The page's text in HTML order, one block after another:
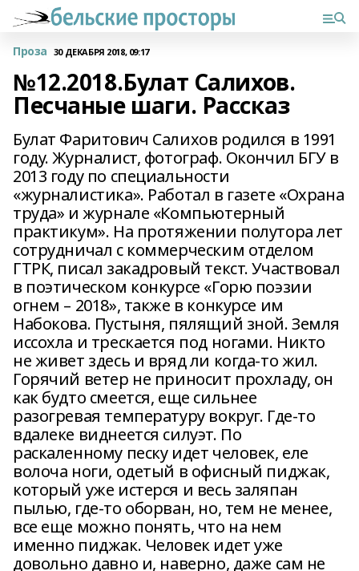
Проза 30 ДЕКАБРЯ 2018, 09:17
№12.2018.Булат Салихов.
Песчаные шаги. Рассказ
Булат Фаритович Салихов родился в 1991
году. Журналист, фотограф. Окончил БГУ в
2013 году по специальности
«журналистика». Работал в газете «Охрана
труда» и журнале «Компьютерный
практикум». На протяжении полутора лет
сотрудничал с коммерческим отделом
ГТРК, писал закадровый текст. Участвовал
в поэтическом конкурсе «Горю поэзии
огнем – 2018», также в конкурсе им
Набокова. Пустыня, пялящий зной. Земля
иссохла и трескается под ногами. Никто
не живет здесь и вряд ли когда-то жил.
Горячий ветер не приносит прохладу, он
как будто смеется, еще сильнее
разогревая температуру вокруг. Где-то
вдалеке виднеется силуэт. По
раскаленному песку идет человек, еле
волоча ноги, одетый в офисный пиджак,
который уже истерся и весь заляпан
пылью, где-то оборван, но, тем не менее,
все еще можно понять, что на нем
именно пиджак. Человек идет уже
довольно давно и, наверно, даже сам не